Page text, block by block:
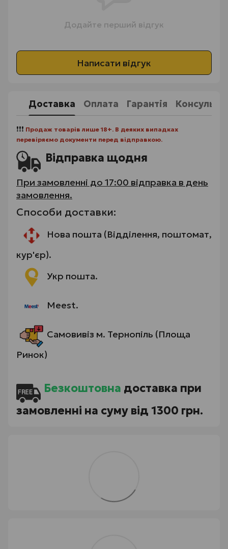
Додайте перший відгук
Написати відгук
Доставка Оплата Гарантія
❗❗❗ Продаж товарів лише 18+. В деяких випадках
перевіряємо документи перед відправкою.
Відправка щодня
При замовленні до 17:00 відправка в день
замовлення.
Способи доставки:
Нова пошта (Відділення, поштомат,
кур'єр).
Укр пошта.
Meest.
Самовивіз м. Тернопіль (Площа
Ринок)
Безкоштовна доставка при
замовленні на суму від 1300 грн.